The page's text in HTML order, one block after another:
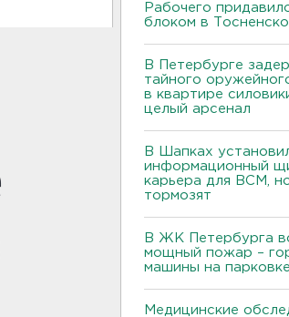
Рабочего
блоком в
В Петербурге
тайного
в квартире
целый арсенал
В Шапках
информационный
карьера для ВСМ,
тормозят
В ЖК Петербурга
мощный пожар –
машины на парковке
Медицинские